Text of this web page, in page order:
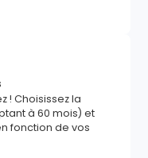
! Choisissez la
à 60 mois) et
fonction de vos